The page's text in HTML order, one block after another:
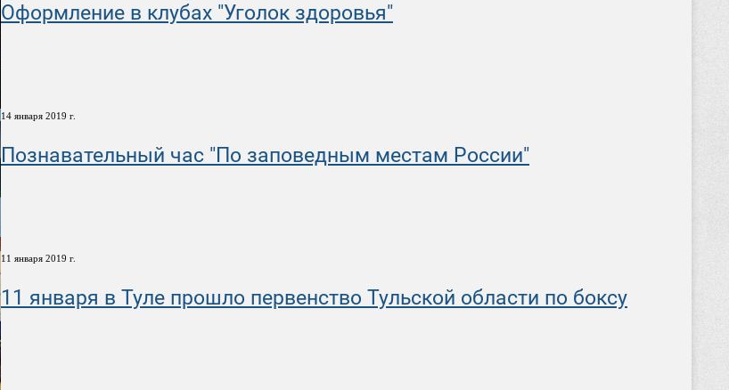
Оформление в клубах "Уголок здоровья"
14 января 2019 г.
Познавательный час "По заповедным местам России"
11 января 2019 г.
11 января в Туле прошло первенство Тульской области по боксу